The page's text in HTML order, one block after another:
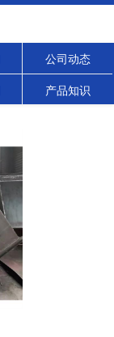
公司动态
产品知识